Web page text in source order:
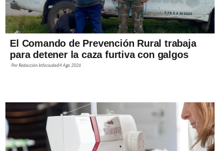
El Comando de Prevención Rural trabaja
para detener la caza furtiva con galgos
PorRedacción Infociudad4 Ago 2026